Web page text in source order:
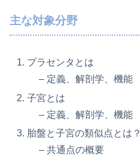
主な対象分野
プラセンタとは
– 定義、解剖学、機能
子宮とは
– 定義、解剖学、機能
胎盤と子宮の類似点とは？
– 共通点の概要